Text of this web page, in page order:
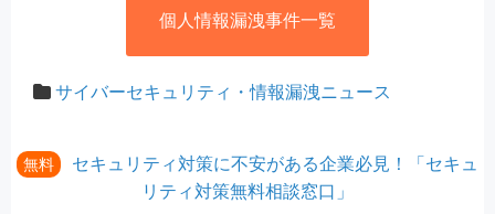
個人情報漏洩事件一覧
サイバーセキュリティ・情報漏洩ニュース
無料
セキュリティ対策に不安がある企業必見！「セキュ
リティ対策無料相談窓口」